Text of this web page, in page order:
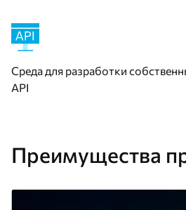
Среда для разработки
API
Преимущества